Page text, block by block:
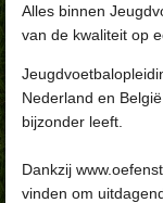
Alles binnen
van de kwaliteit op
Nederland en
bijzonder leeft.
Dankzij
vinden om